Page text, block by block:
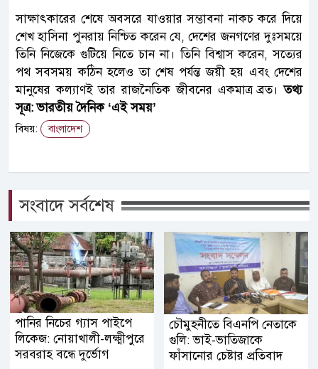
সাক্ষাৎকারের শেষে অবসরে যাওয়ার সম্ভাবনা নাকচ করে দিয়ে
শেখ হাসিনা পুনরায় নিশ্চিত করেন যে, দেশের জনগণের দুঃসময়ে
তিনি নিজেকে গুটিয়ে নিতে চান না। তিনি বিশ্বাস করেন, সত্যের
পথ সবসময় কঠিন হলেও তা শেষ পর্যন্ত জয়ী হয় এবং দেশের
মানুষের কল্যাণই তার রাজনৈতিক জীবনের একমাত্র ব্রত।তথ্য
সূত্র: ভারতীয় দৈনিক ‘এই সময়’
বিষয়: বাংলাদেশ
সংবাদে সর্বশেষ
পানির নিচের গ্যাস পাইপে
লিকেজ: নোয়াখালী-লক্ষ্মীপুরে
সরবরাহ বন্ধে দুর্ভোগ
চৌমুহনীতে বিএনপি নেতাকে
গুলি: ভাই-ভাতিজাকে
ফাঁসানোর চেষ্টার প্রতিবাদ